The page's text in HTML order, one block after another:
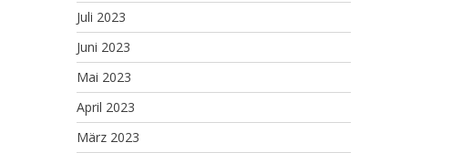
Juli 2023
Juni 2023
Mai 2023
April 2023
März 2023